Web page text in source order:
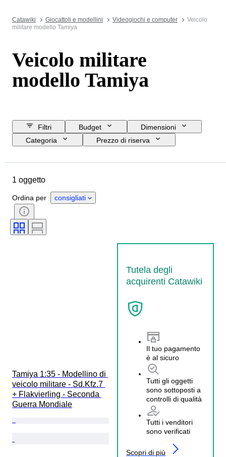
Catawiki Giocattoli e modellini Videogiochi e computer
Veicolo
militare modello Tamiya
Veicolo militare
modello Tamiya
Filtri Budget
Dimensioni
Categoria
Prezzo di riserva
Condizioni
Epoca
1 oggetto
Ordina per consigliati
Tamiya 1:35 - Modellino di
veicolo militare - Sd.Kfz.7
+ Flakvierling - Seconda
Guerra Mondiale
Tutela degli
acquirenti Catawiki
Il tuo pagamento
è al sicuro
Tutti gli oggetti
sono sottoposti a
controlli di qualità
Tutti i venditori
sono verificati
Scopri di più